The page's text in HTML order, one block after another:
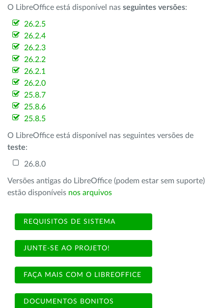
O LibreOffice está disponível nas seguintes versões:
26.2.5
26.2.4
26.2.3
26.2.2
26.2.1
26.2.0
25.8.7
25.8.6
25.8.5
O LibreOffice está disponível nas seguintes versões de
teste:
26.8.0
Versões antigas do LibreOffice (podem estar sem suporte)
estão disponíveis nos arquivos
REQUISITOS DE SISTEMA
JUNTE-SE AO PROJETO!
FAÇA MAIS COM O LIBREOFFICE
DOCUMENTOS BONITOS